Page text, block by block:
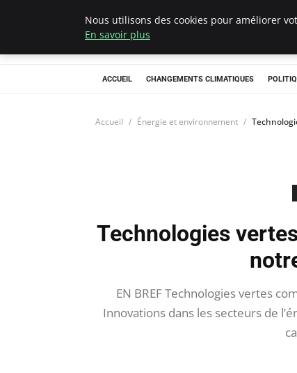
ACCUEIL CHANGEMENTS CLIMATIQUES
Accueil Énergie et environnement
Technologies
EN BREF Technologies vertes
Innovations dans les secteurs de
Nous utilisons des cookies pour améliorer
En savoir plus